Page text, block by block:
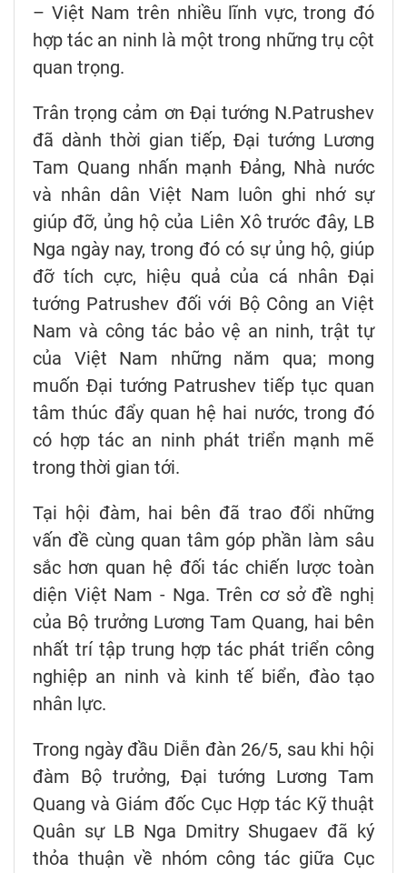
– Việt Nam trên nhiều lĩnh vực, trong đó
hợp tác an ninh là một trong những trụ cột
quan trọng.
Trân trọng cảm ơn Đại tướng N.Patrushev
đã dành thời gian tiếp, Đại tướng Lương
Tam Quang nhấn mạnh Đảng, Nhà nước
và nhân dân Việt Nam luôn ghi nhớ sự
giúp đỡ, ủng hộ của Liên Xô trước đây, LB
Nga ngày nay, trong đó có sự ủng hộ, giúp
đỡ tích cực, hiệu quả của cá nhân Đại
tướng Patrushev đối với Bộ Công an Việt
Nam và công tác bảo vệ an ninh, trật tự
của Việt Nam những năm qua; mong
muốn Đại tướng Patrushev tiếp tục quan
tâm thúc đẩy quan hệ hai nước, trong đó
có hợp tác an ninh phát triển mạnh mẽ
trong thời gian tới.
Tại hội đàm, hai bên đã trao đổi những
vấn đề cùng quan tâm góp phần làm sâu
sắc hơn quan hệ đối tác chiến lược toàn
diện Việt Nam - Nga. Trên cơ sở đề nghị
của Bộ trưởng Lương Tam Quang, hai bên
nhất trí tập trung hợp tác phát triển công
nghiệp an ninh và kinh tế biển, đào tạo
nhân lực.
Trong ngày đầu Diễn đàn 26/5, sau khi hội
đàm Bộ trưởng, Đại tướng Lương Tam
Quang và Giám đốc Cục Hợp tác Kỹ thuật
Quân sự LB Nga Dmitry Shugaev đã ký
thỏa thuận về nhóm công tác giữa Cục